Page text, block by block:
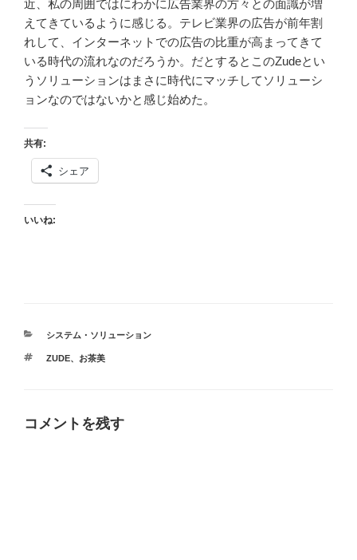
近、私の周囲ではにわかに広告業界の方々との面識が増
えてきているように感じる。テレビ業界の広告が前年割
れして、インターネットでの広告の比重が高まってきて
いる時代の流れなのだろうか。だとするとこのZudeとい
うソリューションはまさに時代にマッチしてソリューシ
ョンなのではないかと感じ始めた。
共有:
シェア
いいね:
カ
ゴ
システム・ソリューション
タ
ZUDE、 お茶美
コメントを残す